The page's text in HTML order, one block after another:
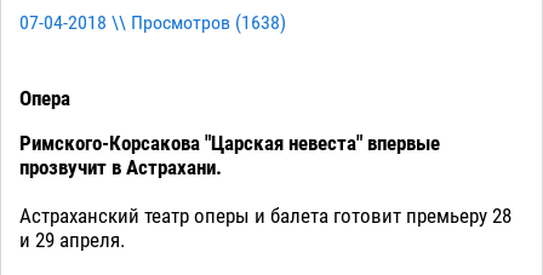
07-04-2018 \\ Просмотров (1638)
Опера
Римского-Корсакова "Царская невеста" впервые
прозвучит в Астрахани.
Астраханский театр оперы и балета готовит премьеру 28
и 29 апреля.